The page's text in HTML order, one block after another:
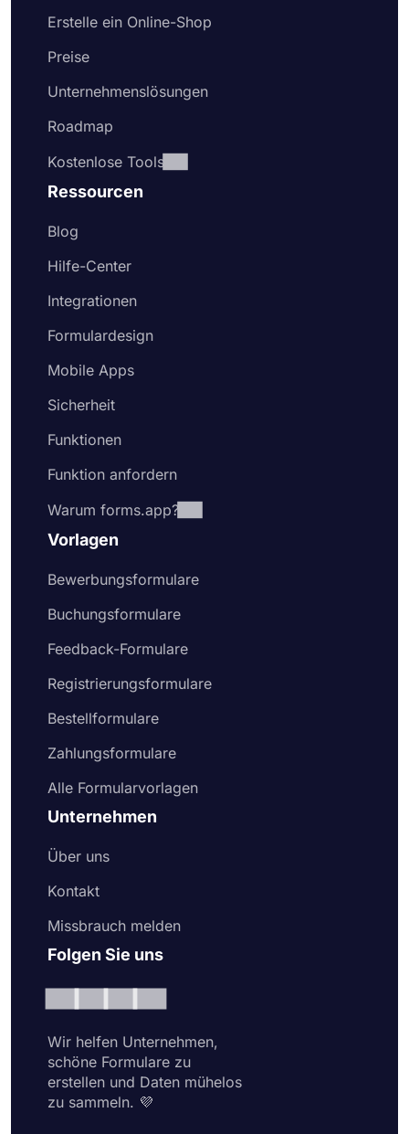
Erstelle ein Online-Shop
Preise
Unternehmenslösungen
Roadmap
Kostenlose Tools
Ressourcen
Blog
Hilfe-Center
Integrationen
Formulardesign
Mobile Apps
Sicherheit
Funktionen
Funktion anfordern
Warum forms.app?
Vorlagen
Bewerbungsformulare
Buchungsformulare
Feedback-Formulare
Registrierungsformulare
Bestellformulare
Zahlungsformulare
Alle Formularvorlagen
Unternehmen
Über uns
Kontakt
Missbrauch melden
Folgen Sie uns
Wir helfen Unternehmen,
schöne Formulare zu
erstellen und Daten mühelos
zu sammeln. 💜